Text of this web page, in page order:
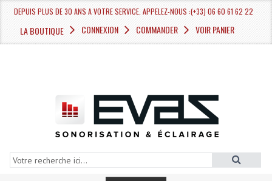
DEPUIS PLUS DE 30 ANS A VOTRE SERVICE. APPELEZ-NOUS :(+33) 06 60 61 62 22
LA BOUTIQUE CONNEXION COMMANDER VOIR PANIER